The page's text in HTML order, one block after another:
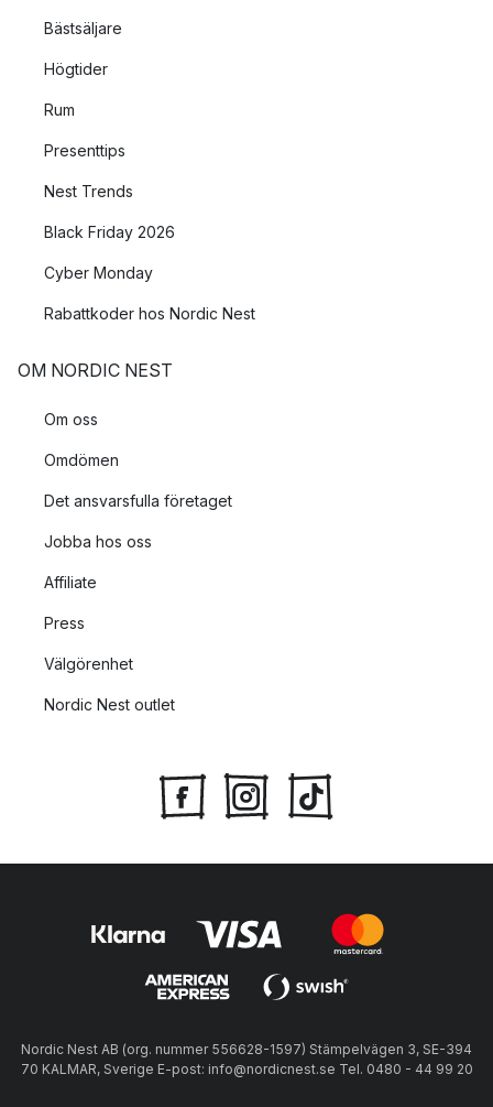
Bästsäljare
Högtider
Rum
Presenttips
Nest Trends
Black Friday 2026
Cyber Monday
Rabattkoder hos Nordic Nest
OM NORDIC NEST
Om oss
Omdömen
Det ansvarsfulla företaget
Jobba hos oss
Affiliate
Press
Välgörenhet
Nordic Nest outlet
Nordic Nest AB (org. nummer 556628-1597) Stämpelvägen 3, SE-394
70 KALMAR, Sverige E-post: info@nordicnest.se Tel. 0480 - 44 99 20